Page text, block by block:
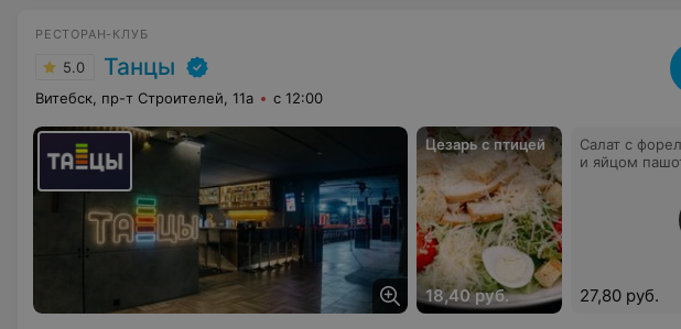
РЕСТОРАН-КЛУБ
5.0 Танцы
Витебск, пр-т Строителей, 11а с 12:00
Цезарь с птицей
18,40 руб.
Салат с
и яйцом
27,80 руб.